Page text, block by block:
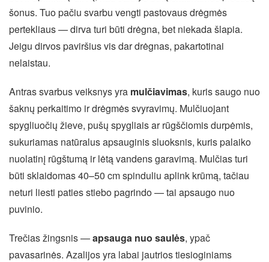
šonus. Tuo pačiu svarbu vengti pastovaus drėgmės
pertekliaus — dirva turi būti drėgna, bet niekada šlapia.
Jeigu dirvos paviršius vis dar drėgnas, pakartotinai
nelaistau.
Antras svarbus veiksnys yra mulčiavimas, kuris saugo nuo
šaknų perkaitimo ir drėgmės svyravimų. Mulčiuojant
spygliuočių žieve, pušų spygliais ar rūgščiomis durpėmis,
sukuriamas natūralus apsauginis sluoksnis, kuris palaiko
nuolatinį rūgštumą ir lėtą vandens garavimą. Mulčias turi
būti sklaidomas 40–50 cm spinduliu aplink krūmą, tačiau
neturi liesti paties stiebo pagrindo — tai apsaugo nuo
puvinio.
Trečias žingsnis —apsauga nuo saulės, ypač
pavasarinės. Azalijos yra labai jautrios tiesioginiams